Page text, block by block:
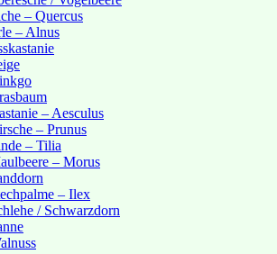
– Quercus
– Alnus
– Aesculus
– Prunus
– Tilia
– Morus
– Ilex
/ Schwarzdorn